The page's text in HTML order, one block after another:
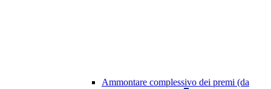
Ammontare complessivo dei premi (da